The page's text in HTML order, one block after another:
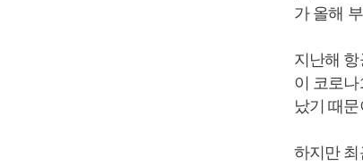
가 올해
지난해
이 코로
났기 때
하지만 최